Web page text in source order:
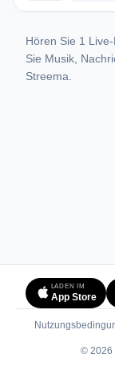
Hören Sie 1
Sie Musik,
Streema.
LADEN IM
App Store
© 2026